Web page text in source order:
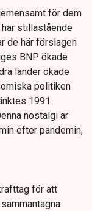
för dem
här stillastående
de här förslagen
BNP ökade
länder ökade
politiken
1991
nostalgi är
efter pandemin,
för att